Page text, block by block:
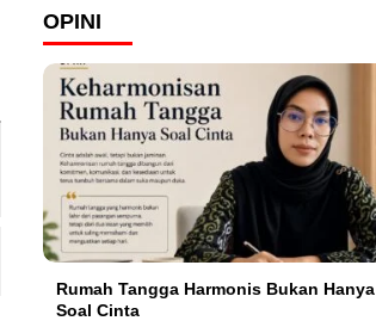
OPINI
Rumah Tangga Harmonis Bukan Hanya
Soal Cinta